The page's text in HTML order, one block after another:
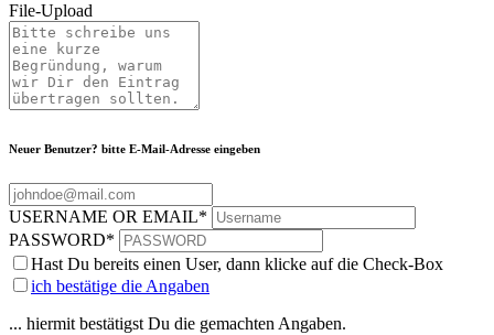
File-Upload
Neuer Benutzer? bitte E-Mail-Adresse eingeben
USERNAME OR EMAIL*
PASSWORD*
Hast Du bereits einen User, dann klicke auf die Check-Box
ich bestätige die Angaben
... hiermit bestätigst Du die gemachten Angaben.